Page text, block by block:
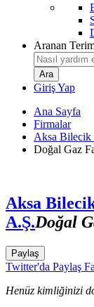
Aranan
Giriş Yap
Ana Sayfa
Firmalar
Aksa Bilecik
Doğal Gaz
Aksa
A.Ş.Doğal
Paylaş
Twitter'da Paylaş
Henüz kimliğinizi